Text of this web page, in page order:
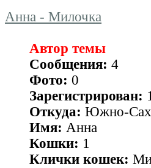
Анна - Милочка
Автор темы
Сообщения: 4
Фото: 0
Зарегистрирован:
Откуда: Южно-
Имя: Анна
Кошки: 1
Клички кошек: